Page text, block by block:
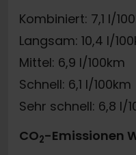
Kombiniert: 7,1 l/
Langsam: 10,4 l/
Mittel: 6,9 l/100km
Schnell: 6,1 l/100km
Sehr schnell: 6,8 l/
CO2-Emissionen